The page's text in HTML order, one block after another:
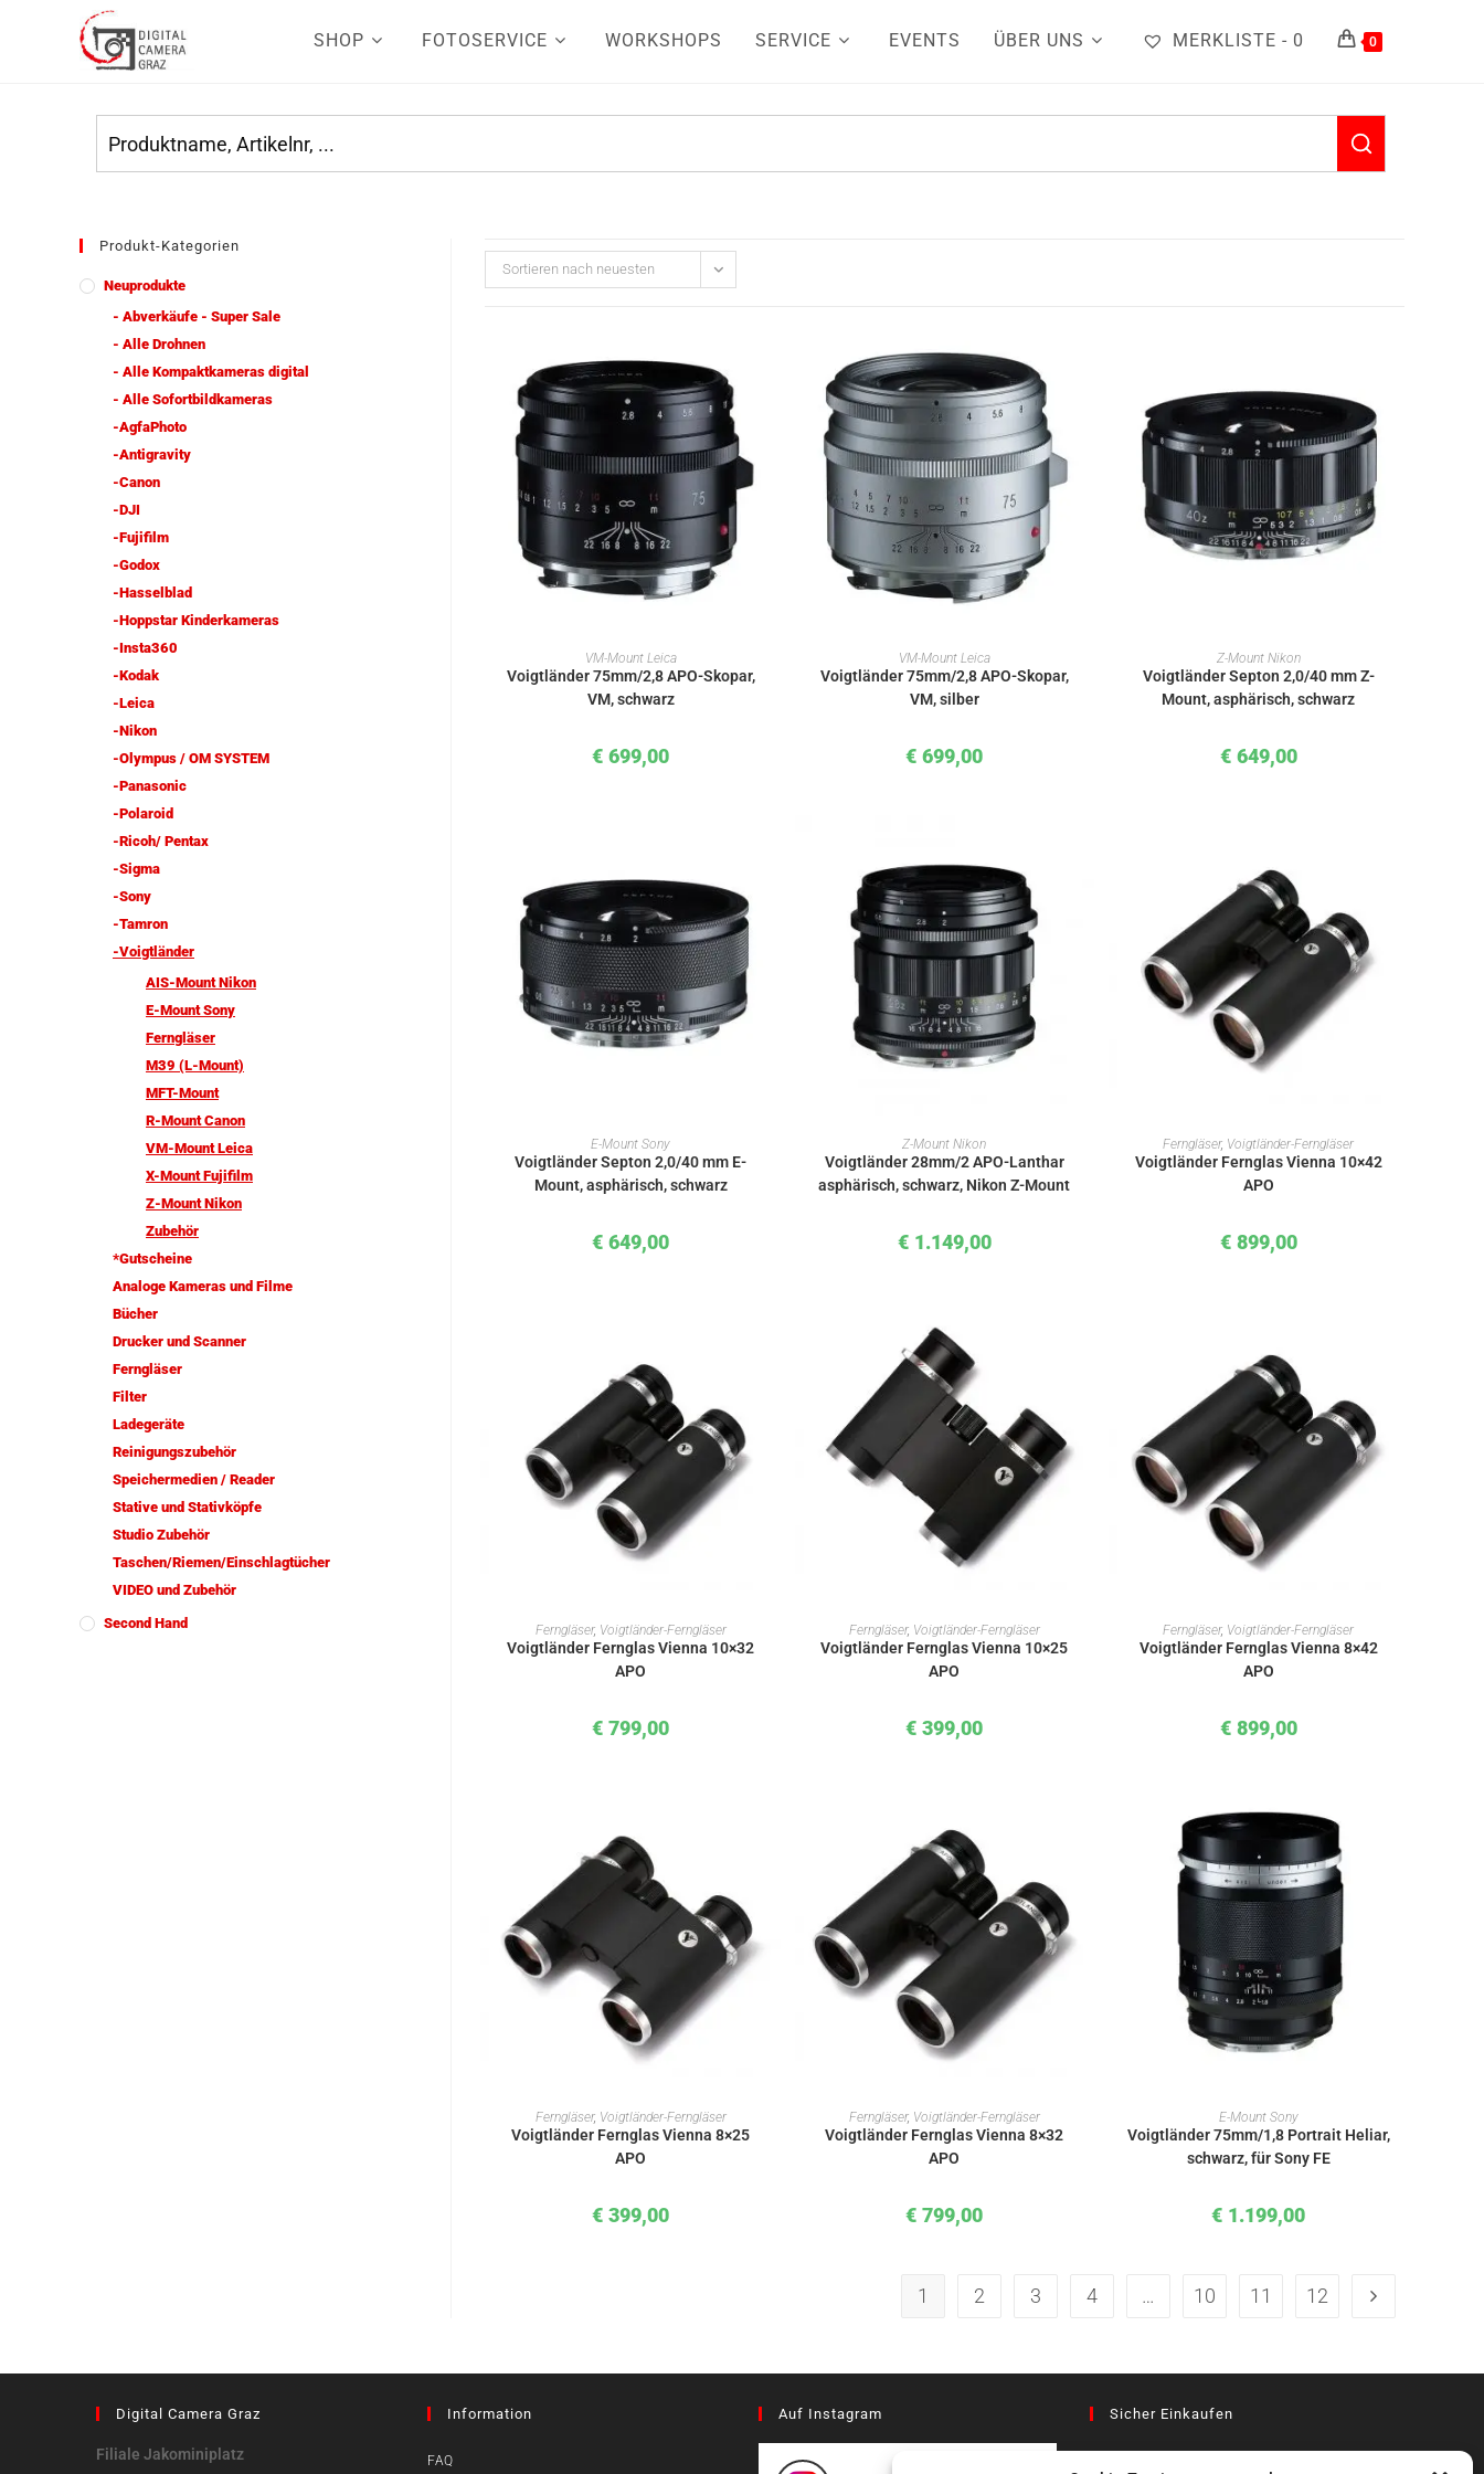
SHOP FOTOSERVICE WORKSHOPS SERVICE EVENTS ÜBER UNS MERKLISTE - 0 0
Produkt-Kategorien
Neuprodukte
- Abverkäufe - Super Sale
- Alle Drohnen
- Alle Kompaktkameras digital
- Alle Sofortbildkameras
-AgfaPhoto
-Antigravity
-Canon
-DJI
-Fujifilm
-Godox
-Hasselblad
-Hoppstar Kinderkameras
-Insta360
-Kodak
-Leica
-Nikon
-Olympus / OM SYSTEM
-Panasonic
-Polaroid
-Ricoh/ Pentax
-Sigma
-Sony
-Tamron
-Voigtländer
AIS-Mount Nikon
E-Mount Sony
Ferngläser
M39 (L-Mount)
MFT-Mount
R-Mount Canon
VM-Mount Leica
X-Mount Fujifilm
Z-Mount Nikon
Zubehör
*Gutscheine
Analoge Kameras und Filme
Bücher
Drucker und Scanner
Ferngläser
Filter
Ladegeräte
Reinigungszubehör
Speichermedien / Reader
Stative und Stativköpfe
Studio Zubehör
Taschen/Riemen/Einschlagtücher
VIDEO und Zubehör
Second Hand
Sortieren nach neuesten
IN DEN WARENKORB
VM-Mount Leica
Voigtländer 75mm/2,8 APO-Skopar,
VM, schwarz
€ 699,00
IN DEN WARENKORB
VM-Mount Leica
Voigtländer 75mm/2,8 APO-Skopar,
VM, silber
€ 699,00
IN DEN WARENKORB
Z-Mount Nikon
Voigtländer Septon 2,0/40 mm Z-
Mount, asphärisch, schwarz
€ 649,00
IN DEN WARENKORB
E-Mount Sony
Voigtländer Septon 2,0/40 mm E-
Mount, asphärisch, schwarz
€ 649,00
IN DEN WARENKORB
Z-Mount Nikon
Voigtländer 28mm/2 APO-Lanthar
asphärisch, schwarz, Nikon Z-Mount
€ 1.149,00
IN DEN WARENKORB
Ferngläser, Voigtländer-Ferngläser
Voigtländer Fernglas Vienna 10×42
APO
€ 899,00
IN DEN WARENKORB
Ferngläser, Voigtländer-Ferngläser
Voigtländer Fernglas Vienna 10×32
APO
€ 799,00
IN DEN WARENKORB
Ferngläser, Voigtländer-Ferngläser
Voigtländer Fernglas Vienna 10×25
APO
€ 399,00
IN DEN WARENKORB
Ferngläser, Voigtländer-Ferngläser
Voigtländer Fernglas Vienna 8×42
APO
€ 899,00
IN DEN WARENKORB
Ferngläser, Voigtländer-Ferngläser
Voigtländer Fernglas Vienna 8×25
APO
€ 399,00
IN DEN WARENKORB
Ferngläser, Voigtländer-Ferngläser
Voigtländer Fernglas Vienna 8×32
APO
€ 799,00
IN DEN WARENKORB
E-Mount Sony
Voigtländer 75mm/1,8 Portrait Heliar,
schwarz, für Sony FE
€ 1.199,00
1 2 3 4 … 10 11 12
Digital Camera Graz
Filiale Jakominiplatz
Information
FAQ
Auf Instagram Sicher Einkaufen